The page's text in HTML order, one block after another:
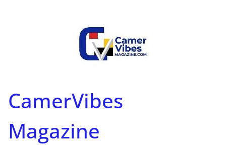
CamerVibes
Magazine